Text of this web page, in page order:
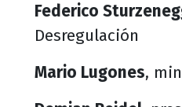
Federico
Desregulación
Mario Lugones,